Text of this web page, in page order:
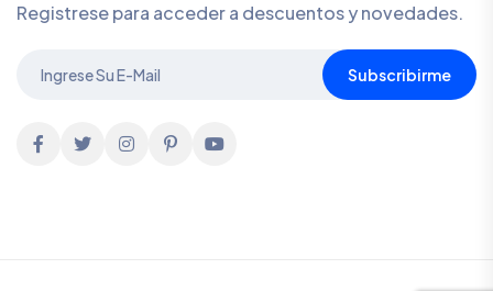
Registrese para acceder a descuentos y novedades.
Subscribirme